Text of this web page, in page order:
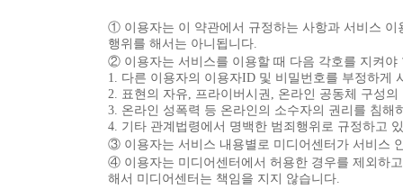
① 이용자는 이 약관에서 규정하는 사항과 서비스 이
행위를 해서는 아니됩니다.
② 이용자는 서비스를 이용할 때 다음 각호를 지켜야
1. 다른 이용자의 이용자ID 및 비밀번호를 부정하게
2. 표현의 자유, 프라이버시권, 온라인 공동체 구성
3. 온라인 성폭력 등 온라인의 소수자의 권리를 침해
4. 기타 관계법령에서 명백한 범죄행위로 규정하고
③ 이용자는 서비스 내용별로 미디어센터가 서비스
④ 이용자는 미디어센터에서 허용한 경우를 제외하
해서 미디어센터는 책임을 지지 않습니다.